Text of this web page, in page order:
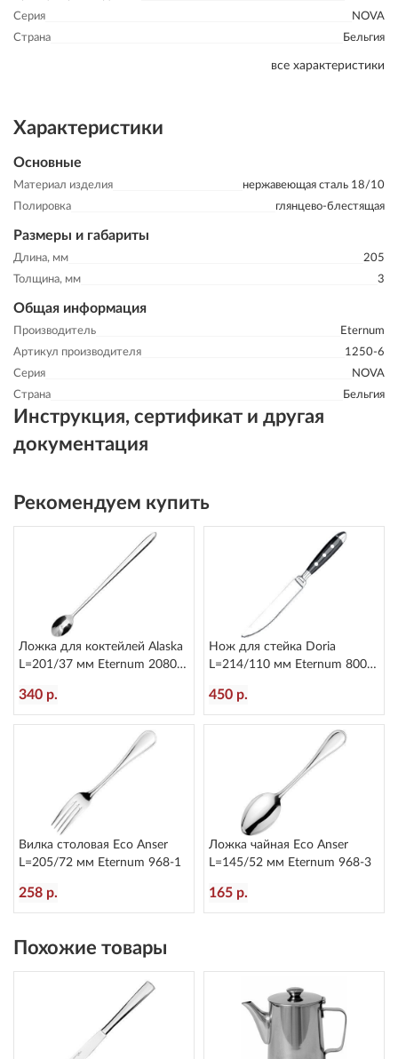
Серия
NOVA
Страна
Бельгия
все характеристики
Характеристики
Основные
Материал изделия
нержавеющая сталь 18/10
Полировка
глянцево-блестящая
Размеры и габариты
Длина, мм
205
Толщина, мм
3
Общая информация
Производитель
Eternum
Артикул производителя
1250-6
Серия
NOVA
Страна
Бельгия
Инструкция, сертификат и другая
документация
Рекомендуем купить
Ложка для коктейлей Alaska
L=201/37 мм Eternum 2080-
340 р.
Нож для стейка Doria
L=214/110 мм Eternum 8004-
450 р.
Вилка столовая Eco Anser
L=205/72 мм Eternum 968-1
258 р.
Ложка чайная Eco Anser
L=145/52 мм Eternum 968-3
165 р.
Похожие товары